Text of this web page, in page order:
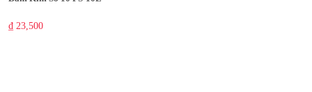
₫ 23,500